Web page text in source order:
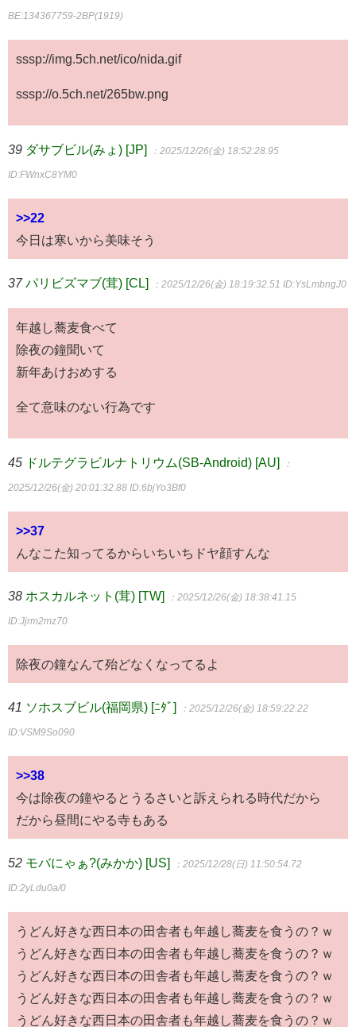
BE:134367759-2BP(1919)
sssp://img.5ch.net/ico/nida.gif
sssp://o.5ch.net/265bw.png
39 ダサブビル(みょ) [JP] ：2025/12/26(金) 18:52:28.95
ID:FWnxC8YM0
>>22
今日は寒いから美味そう
37 パリビズマブ(茸) [CL] ：2025/12/26(金) 18:19:32.51 ID:YsLmbngJ0
年越し蕎麦食べて
除夜の鐘聞いて
新年あけおめする
全て意味のない行為です
45 ドルテグラビルナトリウム(SB-Android) [AU] ：
2025/12/26(金) 20:01:32.88 ID:6bjYo3Bf0
>>37
んなこた知ってるからいちいちドヤ顔すんな
38 ホスカルネット(茸) [TW] ：2025/12/26(金) 18:38:41.15
ID:Jjrm2mz70
除夜の鐘なんて殆どなくなってるよ
41 ソホスブビル(福岡県) [ﾆﾀﾞ] ：2025/12/26(金) 18:59:22.22
ID:VSM9So090
>>38
今は除夜の鐘やるとうるさいと訴えられる時代だから
だから昼間にやる寺もある
52 モバにゃぁ?(みかか) [US] ：2025/12/28(日) 11:50:54.72
ID:2yLdu0a/0
うどん好きな西日本の田舎者も年越し蕎麦を食うの？ｗ
うどん好きな西日本の田舎者も年越し蕎麦を食うの？ｗ
うどん好きな西日本の田舎者も年越し蕎麦を食うの？ｗ
うどん好きな西日本の田舎者も年越し蕎麦を食うの？ｗ
うどん好きな西日本の田舎者も年越し蕎麦を食うの？ｗ